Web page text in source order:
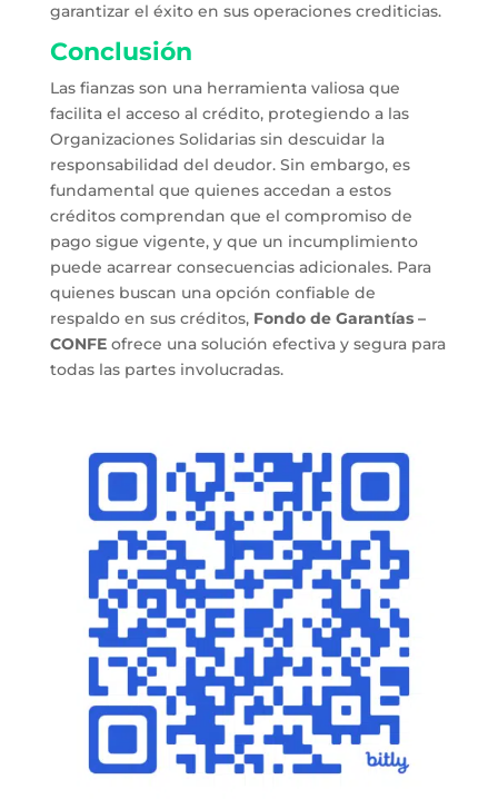
garantizar el éxito en sus operaciones crediticias.
Conclusión
Las fianzas son una herramienta valiosa que
facilita el acceso al crédito, protegiendo a las
Organizaciones Solidarias sin descuidar la
responsabilidad del deudor. Sin embargo, es
fundamental que quienes accedan a estos
créditos comprendan que el compromiso de
pago sigue vigente, y que un incumplimiento
puede acarrear consecuencias adicionales. Para
quienes buscan una opción confiable de
respaldo en sus créditos, Fondo de Garantías –
CONFEofrece una solución efectiva y segura para
todas las partes involucradas.